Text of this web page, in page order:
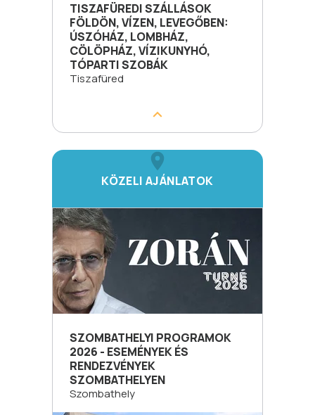
TISZAFÜREDI SZÁLLÁSOK
FÖLDÖN, VÍZEN, LEVEGŐBEN:
ÚSZÓHÁZ, LOMBHÁZ,
CÖLÖPHÁZ, VÍZIKUNYHÓ,
TÓPARTI SZOBÁK
Tiszafüred
KÖZELI AJÁNLATOK
SZOMBATHELYI PROGRAMOK
2026 - ESEMÉNYEK ÉS
RENDEZVÉNYEK
SZOMBATHELYEN
Szombathely